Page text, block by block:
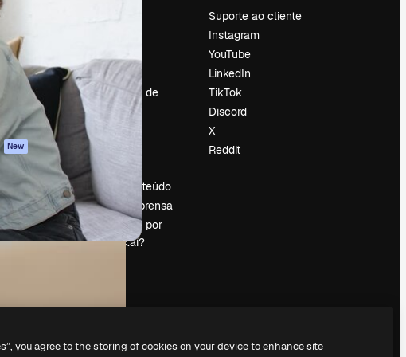
New
de cookies
Emprego
Tendências de
pesquisa
Blog
Eventos
Slidesgo
Vender conteúdo
Sala de imprensa
Procurando por
magnific.ai?
Suporte ao cliente
Instagram
YouTube
LinkedIn
TikTok
Discord
X
Reddit
you agree to the storing of cookies on your device to enhance site